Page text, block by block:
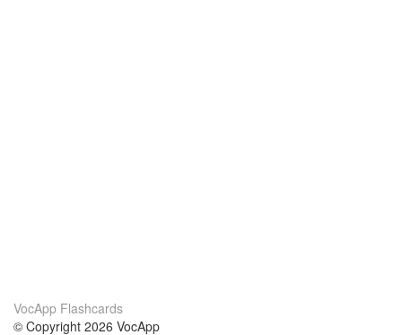
VocApp Flashcards
© Copyright 2026 VocApp